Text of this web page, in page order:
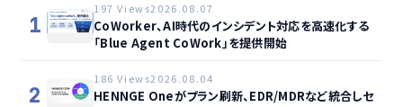
1
197 Views2026.08.07
CoWorker、AI時代のインシデント対応を高速化する
「Blue Agent CoWork」を提供開始
2
186 Views2026.08.04
HENNGE Oneがプラン刷新、EDR/MDRなど統合しセ